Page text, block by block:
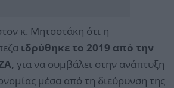
κ. Μητσοτάκη ότι η
ιδρύθηκε το 2019 από την
για να συμβάλει στην ανάπτυξη
μέσα από τη διεύρυνση της